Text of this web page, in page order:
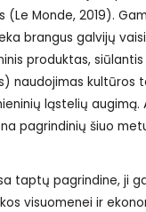
(Le Monde, 2019).
brangus galvijų
produktas,
naudojimas kultūros
ląstelių augimą.
pagrindinių šiuo
taptų pagrindine, ji
visuomenei ir